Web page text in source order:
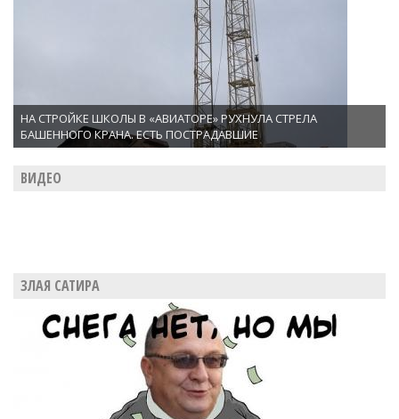
НА СТРОЙКЕ ШКОЛЫ В «АВИАТОРЕ» РУХНУЛА СТРЕЛА
БАШЕННОГО КРАНА. ЕСТЬ ПОСТРАДАВШИЕ
ВИДЕО
ЗЛАЯ САТИРА